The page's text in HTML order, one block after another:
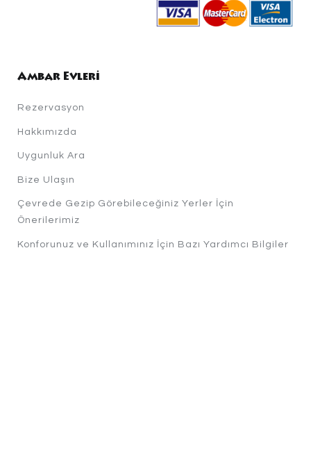
Ambar Evleri
Rezervasyon
Hakkımızda
Uygunluk Ara
Bize Ulaşın
Çevrede Gezip Görebileceğiniz Yerler İçin
Önerilerimiz
Konforunuz ve Kullanımınız İçin Bazı Yardımcı Bilgiler